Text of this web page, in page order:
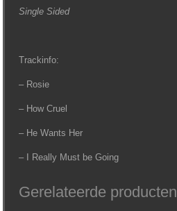
Single Sided
Trackinfo:
– Rosie
– How Cruel
– He Wants Her
– I Really Must be Going
Gerelateerde producten